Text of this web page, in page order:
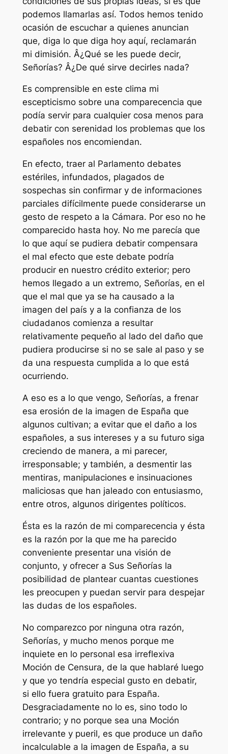
podemos llamarlas así. Todos hemos tenido
ocasión de escuchar a quienes anuncian
que, diga lo que diga hoy aquí, reclamarán
mi dimisión. Â¿Qué se les puede decir,
Señorías? Â¿De qué sirve decirles nada?
Es comprensible en este clima mi
escepticismo sobre una comparecencia que
podía servir para cualquier cosa menos para
debatir con serenidad los problemas que los
españoles nos encomiendan.
En efecto, traer al Parlamento debates
estériles, infundados, plagados de
sospechas sin confirmar y de informaciones
parciales difícilmente puede considerarse un
gesto de respeto a la Cámara. Por eso no he
comparecido hasta hoy. No me parecía que
lo que aquí se pudiera debatir compensara
el mal efecto que este debate podría
producir en nuestro crédito exterior; pero
hemos llegado a un extremo, Señorías, en el
que el mal que ya se ha causado a la
imagen del país y a la confianza de los
ciudadanos comienza a resultar
relativamente pequeño al lado del daño que
pudiera producirse si no se sale al paso y se
da una respuesta cumplida a lo que está
ocurriendo.
A eso es a lo que vengo, Señorías, a frenar
esa erosión de la imagen de España que
algunos cultivan; a evitar que el daño a los
españoles, a sus intereses y a su futuro siga
creciendo de manera, a mi parecer,
irresponsable; y también, a desmentir las
mentiras, manipulaciones e insinuaciones
maliciosas que han jaleado con entusiasmo,
entre otros, algunos dirigentes políticos.
Ésta es la razón de mi comparecencia y ésta
es la razón por la que me ha parecido
conveniente presentar una visión de
conjunto, y ofrecer a Sus Señorías la
posibilidad de plantear cuantas cuestiones
les preocupen y puedan servir para despejar
las dudas de los españoles.
No comparezco por ninguna otra razón,
Señorías, y mucho menos porque me
inquiete en lo personal esa irreflexiva
Moción de Censura, de la que hablaré luego
y que yo tendría especial gusto en debatir,
si ello fuera gratuito para España.
Desgraciadamente no lo es, sino todo lo
contrario; y no porque sea una Moción
irrelevante y pueril, es que produce un daño
incalculable a la imagen de España, a su